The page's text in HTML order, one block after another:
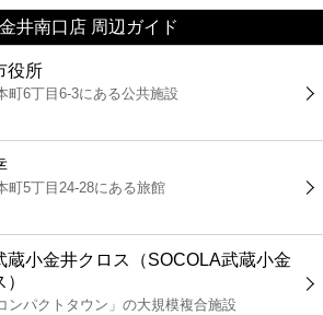
井南口店 周辺ガイド
役所
町6丁目6-3にある公共施設
町5丁目24-28にある旅館
蔵小金井クロス（SOCOLA武蔵小金
ンパクトタウン」の大規模複合施設